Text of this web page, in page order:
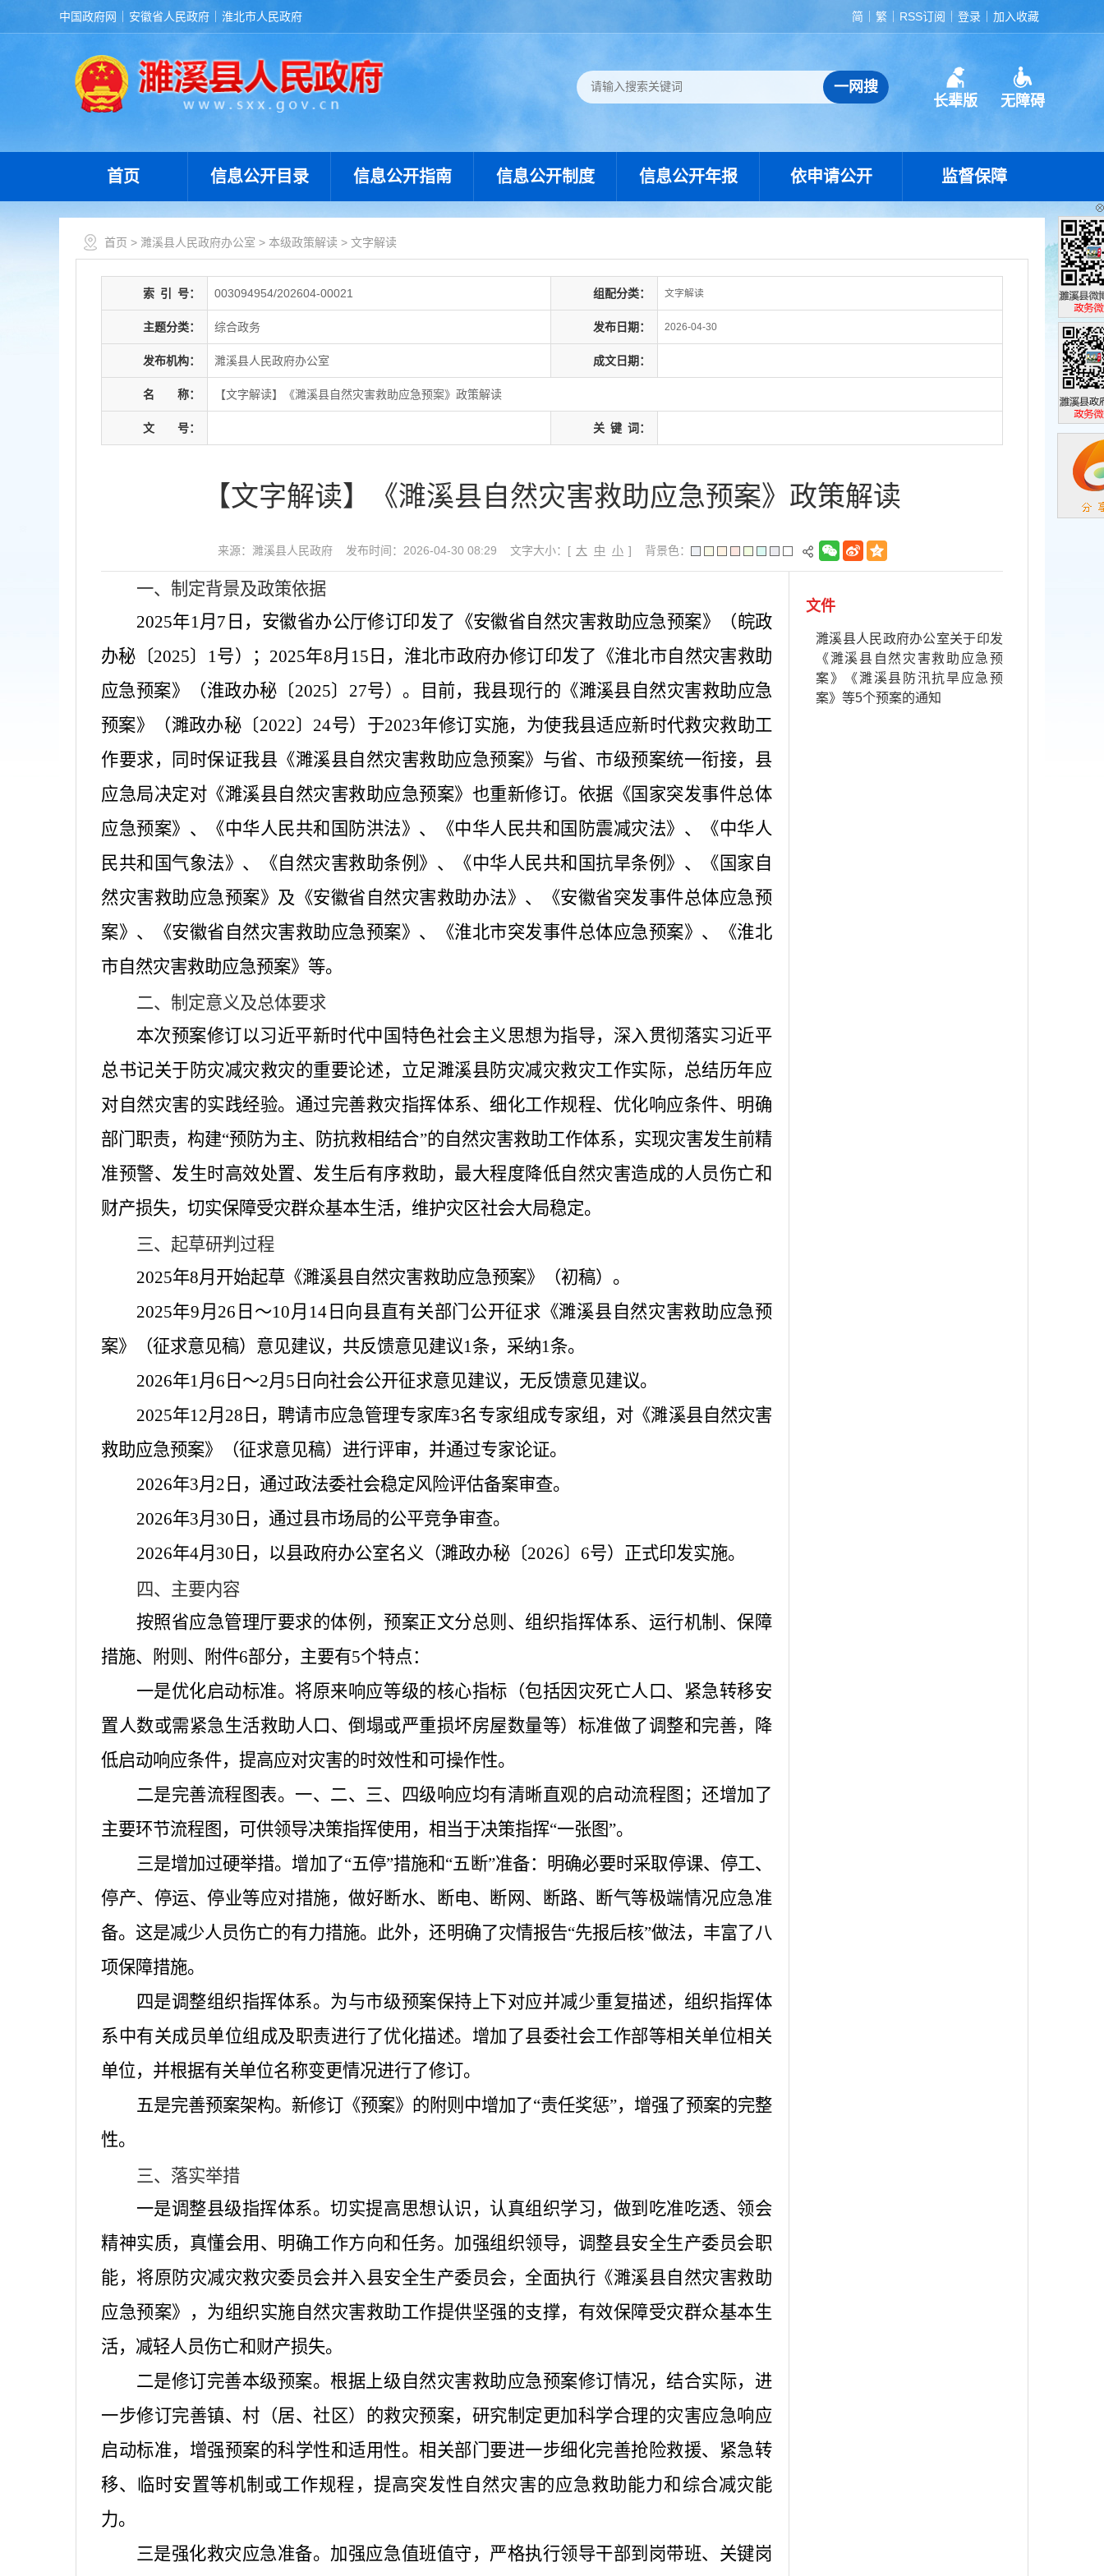
中国政府网 安徽省人民政府 淮北市人民政府 简 繁 RSS订阅 登录 加入收藏
长辈版 无障碍
首页 信息公开目录 信息公开指南 信息公开制度 信息公开年报 依申请公开 监督保障
首页 > 濉溪县人民政府办公室 > 本级政策解读 > 文字解读
索 引 号： 003094954/202604-00021 组配分类： 文字解读
主题分类： 综合政务 发布日期： 2026-04-30
发布机构： 濉溪县人民政府办公室 成文日期：
名 称： 【文字解读】《濉溪县自然灾害救助应急预案》政策解读
文 号： 关 键 词：
【文字解读】《濉溪县自然灾害救助应急预案》政策解读
来源：濉溪县人民政府 发布时间：2026-04-30 08:29 文字大小：[ 大 中 小 ] 背景色：
一、制定背景及政策依据
2025年1月 7 日，安徽省办公厅修订印发了《安徽省自然灾害救助应急预案》（皖政
办秘〔2025〕 1号）； 2025年8月 15 日，淮北市政府办修订印发了《淮北市自然灾害救助
应急预案》（淮政办秘〔2025〕 27号）。目前，我县现行的《濉溪县自然灾害救助应急
预案》（濉政办秘〔2022〕 24号）于2023年修订实施，为使我县适应新时代救灾救助工
作要求，同时保证我县《濉溪县自然灾害救助应急预案》与省、市级预案统一衔接，县
应急局决定对《濉溪县自然灾害救助应急预案》也重新修订。依据《国家突发事件总体
应急预案》、《中华人民共和国防洪法》、《中华人民共和国防震减灾法》、《中华人
民共和国气象法》、《自然灾害救助条例》、《中华人民共和国抗旱条例》、《国家自
然灾害救助应急预案》及《安徽省自然灾害救助办法》、《安徽省突发事件总体应急预
案》、《安徽省自然灾害救助应急预案》、《淮北市突发事件总体应急预案》、《淮北
市自然灾害救助应急预案》等。
二、制定意义及总体要求
本次预案修订以习近平新时代中国特色社会主义思想为指导，深入贯彻落实习近平
总书记关于防灾减灾救灾的重要论述，立足濉溪县防灾减灾救灾工作实际，总结历年应
对自然灾害的实践经验。通过完善救灾指挥体系、细化工作规程、优化响应条件、明确
部门职责，构建“预防为主、防抗救相结合”的自然灾害救助工作体系，实现灾害发生前精
准预警、发生时高效处置、发生后有序救助，最大程度降低自然灾害造成的人员伤亡和
财产损失，切实保障受灾群众基本生活，维护灾区社会大局稳定。
三、起草研判过程
2025年8月开始起草《濉溪县自然灾害救助应急预案》（初稿）。
2025年9月 26 日～10月 14日向县直有关部门公开征求《濉溪县自然灾害救助应急预
案》（征求意见稿）意见建议，共反馈意见建议1条，采纳1条。
2026年1月 6 日～2月 5 日向社会公开征求意见建议，无反馈意见建议。
2025年12月 28 日，聘请市应急管理专家库3名专家组成专家组，对《濉溪县自然灾害
救助应急预案》（征求意见稿）进行评审，并通过专家论证。
2026年3月 2 日，通过政法委社会稳定风险评估备案审查。
2026年3月 30 日，通过县市场局的公平竞争审查。
2026年4月 30 日，以县政府办公室名义（濉政办秘〔2026〕 6号）正式印发实施。
四、主要内容
按照省应急管理厅要求的体例，预案正文分总则、组织指挥体系、运行机制、保障
措施、附则、附件6部分，主要有5个特点：
一是优化启动标准。 将原来响应等级的核心指标（包括因灾死亡人口、紧急转移安
置人数或需紧急生活救助人口、倒塌或严重损坏房屋数量等）标准做了调整和完善，降
低启动响应条件，提高应对灾害的时效性和可操作性。
二是完善流程图表。 一、二、三、四级响应均有清晰直观的启动流程图；还增加了
主要环节流程图，可供领导决策指挥使用，相当于决策指挥“一张图”。
三是增加过硬举措。 增加了“五停”措施和“五断”准备：明确必要时采取停课、停工、
停产、停运、停业等应对措施，做好断水、断电、断网、断路、断气等极端情况应急准
备。这是减少人员伤亡的有力措施。此外，还明确了灾情报告“先报后核”做法，丰富了八
项保障措施。
四是调整组织指挥体系。 为与市级预案保持上下对应并减少重复描述，组织指挥体
系中有关成员单位组成及职责进行了优化描述。增加了县委社会工作部等相关单位相关
单位，并根据有关单位名称变更情况进行了修订。
五是完善预案架构。 新修订《预案》的附则中增加了“责任奖惩”，增强了预案的完整
性。
三、落实举措
一是调整县级指挥体系。切实提高思想认识，认真组织学习，做到吃准吃透、领会
精神实质，真懂会用、明确工作方向和任务。加强组织领导，调整县安全生产委员会职
能，将原防灾减灾救灾委员会并入县安全生产委员会，全面执行《濉溪县自然灾害救助
应急预案》，为组织实施自然灾害救助工作提供坚强的支撑，有效保障受灾群众基本生
活，减轻人员伤亡和财产损失。
二是修订完善本级预案。根据上级自然灾害救助应急预案修订情况，结合实际，进
一步修订完善镇、村（居、社区）的救灾预案，研究制定更加科学合理的灾害应急响应
启动标准，增强预案的科学性和适用性。相关部门要进一步细化完善抢险救援、紧急转
移、临时安置等机制或工作规程，提高突发性自然灾害的应急救助能力和综合减灾能
力。
三是强化救灾应急准备。 加强应急值班值守，严格执行领导干部到岗带班、关键岗
文件
濉溪县人民政府办公室关于印发
《濉溪县自然灾害救助应急预
案》《濉溪县防汛抗旱应急预
案》等5个预案的通知
濉溪县政
政务微博
濉溪县政
政务微信